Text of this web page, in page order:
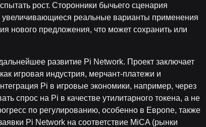
рост. Сторонники бычьего сценария
реальные варианты применения
нового предложения, что может сохранить или
развитие Pi Network. Проект заключает
игровая индустрия, мерчант-платежи и
Pi в игровые экономики, например, через
спрос на Pi в качестве утилитарного токена, а не
по регулированию, особенно в Европе, также
Pi Network на соответствие MiCA (рынки